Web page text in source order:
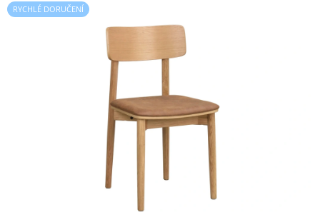
RYCHLÉ DORUČENÍ